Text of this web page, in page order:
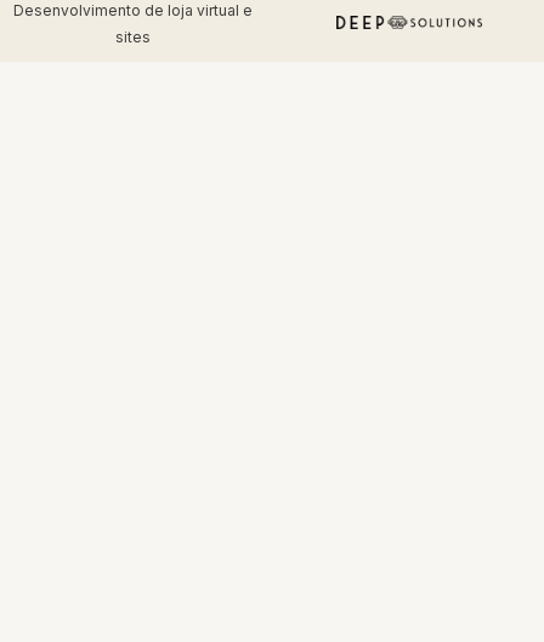
Desenvolvimento de loja virtual e
sites